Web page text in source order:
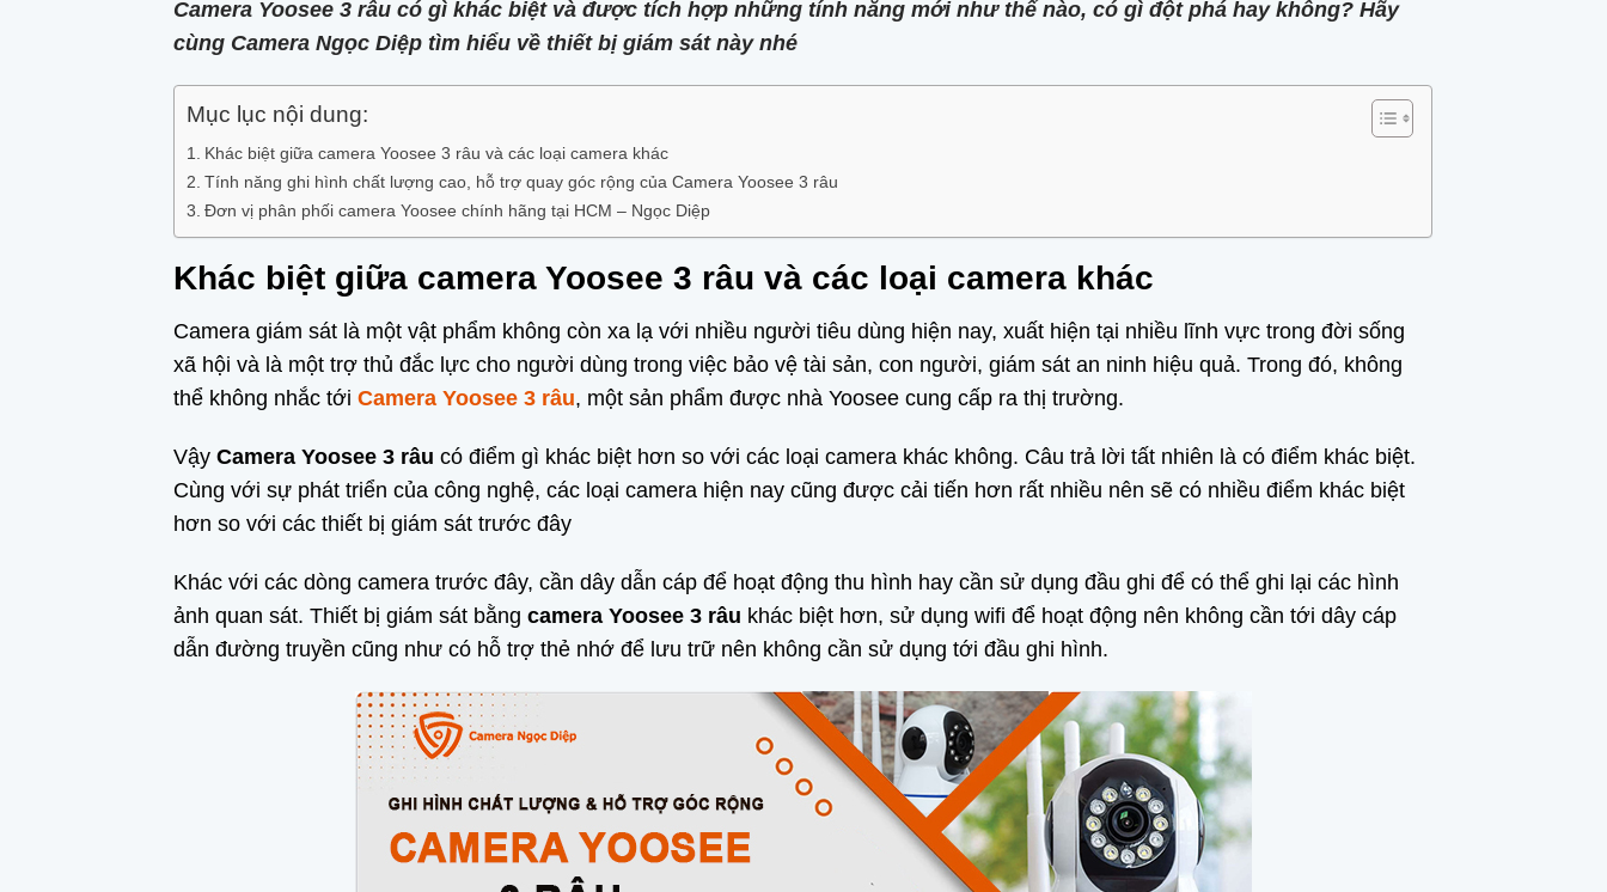
Camera Yoosee 3 râu có gì khác biệt và được tích hợp những tính năng mới như thế nào, có gì đột phá hay không? Hãy
cùng Camera Ngọc Diệp tìm hiểu về thiết bị giám sát này nhé
Mục lục nội dung:
Khác biệt giữa camera Yoosee 3 râu và các loại camera khác
Tính năng ghi hình chất lượng cao, hỗ trợ quay góc rộng của Camera Yoosee 3 râu
Đơn vị phân phối camera Yoosee chính hãng tại HCM – Ngọc Diệp
Khác biệt giữa camera Yoosee 3 râu và các loại camera khác
Camera giám sát là một vật phẩm không còn xa lạ với nhiều người tiêu dùng hiện nay, xuất hiện tại nhiều lĩnh vực trong đời sống
xã hội và là một trợ thủ đắc lực cho người dùng trong việc bảo vệ tài sản, con người, giám sát an ninh hiệu quả. Trong đó, không
thể không nhắc tớiCamera Yoosee 3 râu, một sản phẩm được nhà Yoosee cung cấp ra thị trường.
VậyCamera Yoosee 3 râu có điểm gì khác biệt hơn so với các loại camera khác không. Câu trả lời tất nhiên là có điểm khác biệt.
Cùng với sự phát triển của công nghệ, các loại camera hiện nay cũng được cải tiến hơn rất nhiều nên sẽ có nhiều điểm khác biệt
hơn so với các thiết bị giám sát trước đây
Khác với các dòng camera trước đây, cần dây dẫn cáp để hoạt động thu hình hay cần sử dụng đầu ghi để có thể ghi lại các hình
ảnh quan sát. Thiết bị giám sát bằngcamera Yoosee 3 râu khác biệt hơn, sử dụng wifi để hoạt động nên không cần tới dây cáp
dẫn đường truyền cũng như có hỗ trợ thẻ nhớ để lưu trữ nên không cần sử dụng tới đầu ghi hình.